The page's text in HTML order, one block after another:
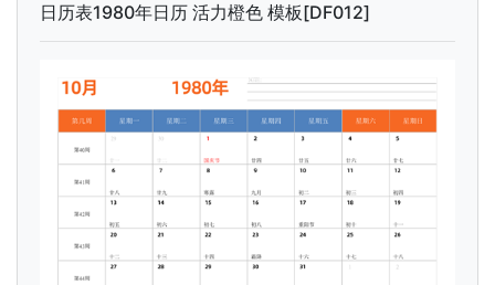
日历表1980年日历 活力橙色 模板[DF012]